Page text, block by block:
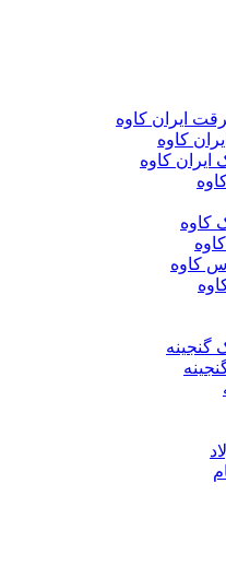
ایران کاوه
کاوه
کاوه
کاوه
کاوه
گنجینه